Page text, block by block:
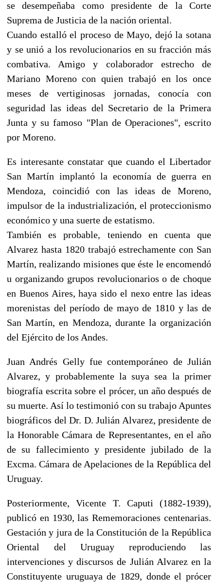
se desempeñaba como presidente de la Corte
Suprema de Justicia de la nación oriental.
Cuando estalló el proceso de Mayo, dejó la sotana
y se unió a los revolucionarios en su fracción más
combativa. Amigo y colaborador estrecho de
Mariano Moreno con quien trabajó en los once
meses de vertiginosas jornadas, conocía con
seguridad las ideas del Secretario de la Primera
Junta y su famoso "Plan de Operaciones", escrito
por Moreno.
Es interesante constatar que cuando el Libertador
San Martín implantó la economía de guerra en
Mendoza, coincidió con las ideas de Moreno,
impulsor de la industrialización, el proteccionismo
económico y una suerte de estatismo.
También es probable, teniendo en cuenta que
Alvarez hasta 1820 trabajó estrechamente con San
Martín, realizando misiones que éste le encomendó
u organizando grupos revolucionarios o de choque
en Buenos Aires, haya sido el nexo entre las ideas
morenistas del período de mayo de 1810 y las de
San Martín, en Mendoza, durante la organización
del Ejército de los Andes.
Juan Andrés Gelly fue contemporáneo de Julián
Alvarez, y probablemente la suya sea la primer
biografía escrita sobre el prócer, un año después de
su muerte. Así lo testimonió con su trabajo Apuntes
biográficos del Dr. D. Julián Alvarez, presidente de
la Honorable Cámara de Representantes, en el año
de su fallecimiento y presidente jubilado de la
Excma. Cámara de Apelaciones de la República del
Uruguay.
Posteriormente, Vicente T. Caputi (1882-1939),
publicó en 1930, las Rememoraciones centenarias.
Gestación y jura de la Constitución de la República
Oriental del Uruguay reproduciendo las
intervenciones y discursos de Julián Alvarez en la
Constituyente uruguaya de 1829, donde el prócer